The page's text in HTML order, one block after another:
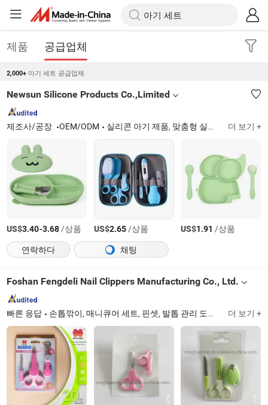
제품 공급업체
2,000+ 아기 세트 공급업체
Newsun Silicone Products Co.,Limited
제조사/공장 OEM/ODM 실리콘 아기 제품, 맞춤형 실리콘 제품, 맞춤형 실리콘 몰드, 실리콘 아기 장난감, 실리콘 아기 병, 실리콘 주방용품, 플라스틱 제품, 실리콘 아기 식사 세트, 실리콘 고무젖꼭지 더 보기 +
US$3.40-3.68/상품 US$2.65/상품 US$1.91 /상품
연락하다
채팅
Foshan Fengdeli Nail Clippers Manufacturing Co., Ltd.
빠른 응답 손톱깎이, 매니큐어 세트, 핀셋, 발톱 관리 도구, 아기 선물, 가위, 뷰티 세트, 열쇠고리, 손톱 파일, 프로모션 선물 더 보기 +